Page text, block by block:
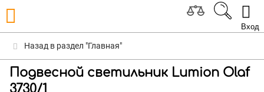
Вход
Назад в раздел "Главная"
Подвесной светильник Lumion Olaf
3730/1